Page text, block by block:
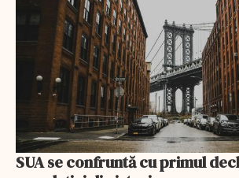
SUA se confruntă cu primul